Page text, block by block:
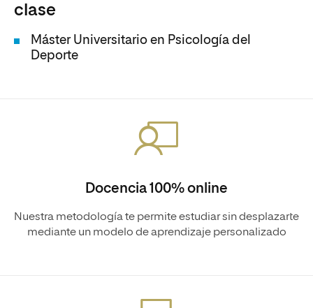
clase
Máster Universitario en Psicología del
Deporte
Docencia 100% online
Nuestra metodología te permite estudiar sin desplazarte
mediante un modelo de aprendizaje personalizado